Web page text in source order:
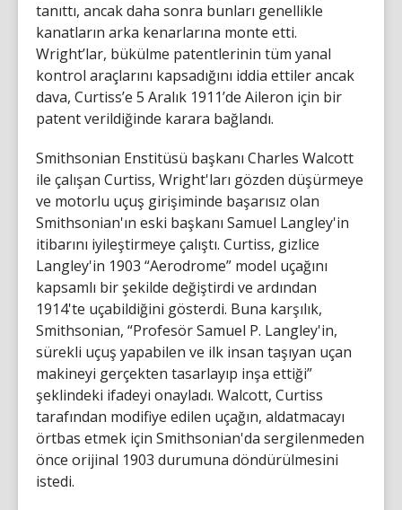
tanıttı, ancak daha sonra bunları genellikle
kanatların arka kenarlarına monte etti.
Wright’lar, bükülme patentlerinin tüm yanal
kontrol araçlarını kapsadığını iddia ettiler ancak
dava, Curtiss’e 5 Aralık 1911’de Aileron için bir
patent verildiğinde karara bağlandı.
Smithsonian Enstitüsü başkanı Charles Walcott
ile çalışan Curtiss, Wright'ları gözden düşürmeye
ve motorlu uçuş girişiminde başarısız olan
Smithsonian'ın eski başkanı Samuel Langley'in
itibarını iyileştirmeye çalıştı. Curtiss, gizlice
Langley'in 1903 “Aerodrome” model uçağını
kapsamlı bir şekilde değiştirdi ve ardından
1914'te uçabildiğini gösterdi. Buna karşılık,
Smithsonian, “Profesör Samuel P. Langley'in,
sürekli uçuş yapabilen ve ilk insan taşıyan uçan
makineyi gerçekten tasarlayıp inşa ettiği”
şeklindeki ifadeyi onayladı. Walcott, Curtiss
tarafından modifiye edilen uçağın, aldatmacayı
örtbas etmek için Smithsonian'da sergilenmeden
önce orijinal 1903 durumuna döndürülmesini
istedi.